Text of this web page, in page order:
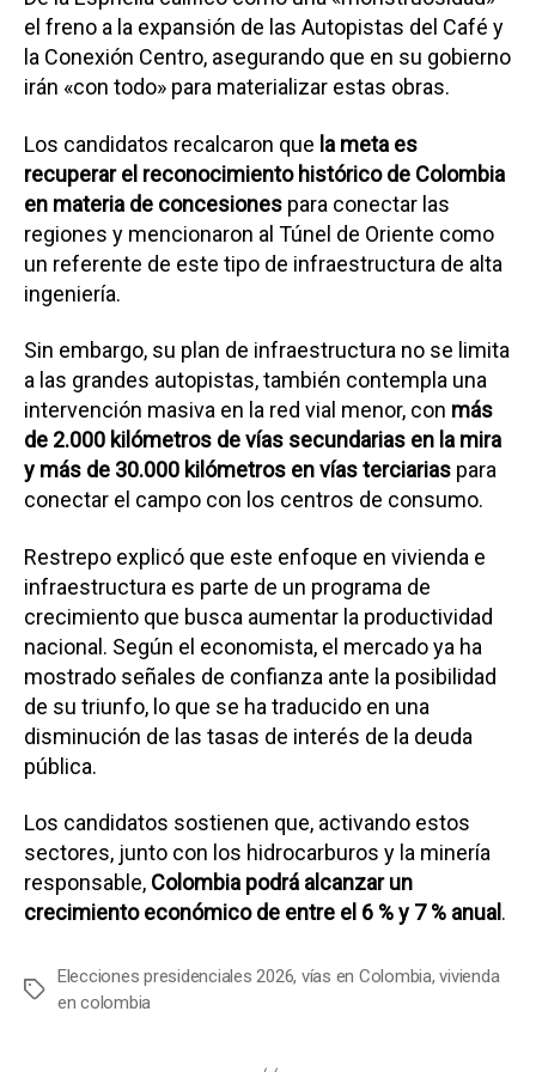
el freno a la expansión de las Autopistas del Café y
la Conexión Centro, asegurando que en su gobierno
irán «con todo» para materializar estas obras.
Los candidatos recalcaron que la meta es
recuperar el reconocimiento histórico de Colombia
en materia de concesiones para conectar las
regiones y mencionaron al Túnel de Oriente como
un referente de este tipo de infraestructura de alta
ingeniería.
Sin embargo, su plan de infraestructura no se limita
a las grandes autopistas, también contempla una
intervención masiva en la red vial menor, con más
de 2.000 kilómetros de vías secundarias en la mira
y más de 30.000 kilómetros en vías terciarias para
conectar el campo con los centros de consumo.
Restrepo explicó que este enfoque en vivienda e
infraestructura es parte de un programa de
crecimiento que busca aumentar la productividad
nacional. Según el economista, el mercado ya ha
mostrado señales de confianza ante la posibilidad
de su triunfo, lo que se ha traducido en una
disminución de las tasas de interés de la deuda
pública.
Los candidatos sostienen que, activando estos
sectores, junto con los hidrocarburos y la minería
responsable, Colombia podrá alcanzar un
crecimiento económico de entre el 6 % y 7 % anual .
E
Elecciones presidenciales 2026, vías en Colombia,vivienda
en colombia